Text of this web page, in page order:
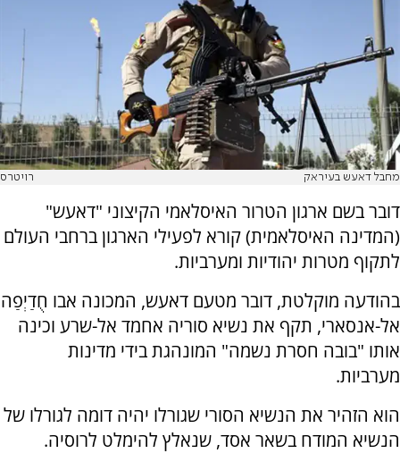
מחבל דאעש בעיראק רויטרס
דובר בשם ארגון הטרור האיסלאמי הקיצוני "דאעש"
(המדינה האיסלאמית) קורא לפעילי הארגון ברחבי העולם
לתקוף מטרות יהודיות ומערביות.
בהודעה מוקלטת, דובר מטעם דאעש, המכונה אבו חֻדַיְפַה
אל-אנסארי, תקף את נשיא סוריה אחמד אל-שרע וכינה
אותו "בובה חסרת נשמה" המונהגת בידי מדינות
מערביות.
הוא הזהיר את הנשיא הסורי שגורלו יהיה דומה לגורלו של
הנשיא המודח בשאר אסד, שנאלץ להימלט לרוסיה.